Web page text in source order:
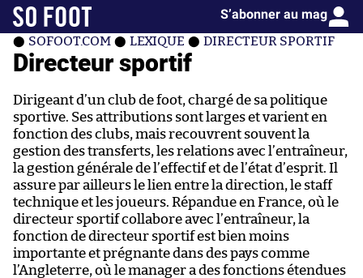
S’abonner au mag
SOFOOT.COM LEXIQUE DIRECTEUR SPORTIF
Directeur sportif
Dirigeant d’un club de foot, chargé de sa politique
sportive. Ses attributions sont larges et varient en
fonction des clubs, mais recouvrent souvent la
gestion des transferts, les relations avec l’entraîneur,
la gestion générale de l’effectif et de l’état d’esprit. Il
assure par ailleurs le lien entre la direction, le staff
technique et les joueurs. Répandue en France, où le
directeur sportif collabore avec l’entraîneur, la
fonction de directeur sportif est bien moins
importante et prégnante dans des pays comme
l’Angleterre, où le manager a des fonctions étendues